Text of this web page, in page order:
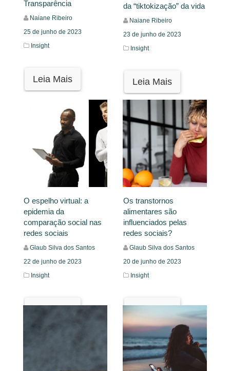
Transparência
Naiane Ribeiro
25 de junho de 2023
Insight
Leia Mais
da “tiktokização” da vida
Naiane Ribeiro
23 de junho de 2023
Insight
Leia Mais
O espelho virtual: a
epidemia da
comparação social nas
redes sociais
Glaub Silva dos Santos
22 de junho de 2023
Insight
Leia Mais
Os transtornos
alimentares são
influenciados pelas
redes sociais?
Glaub Silva dos Santos
20 de junho de 2023
Insight
Leia Mais